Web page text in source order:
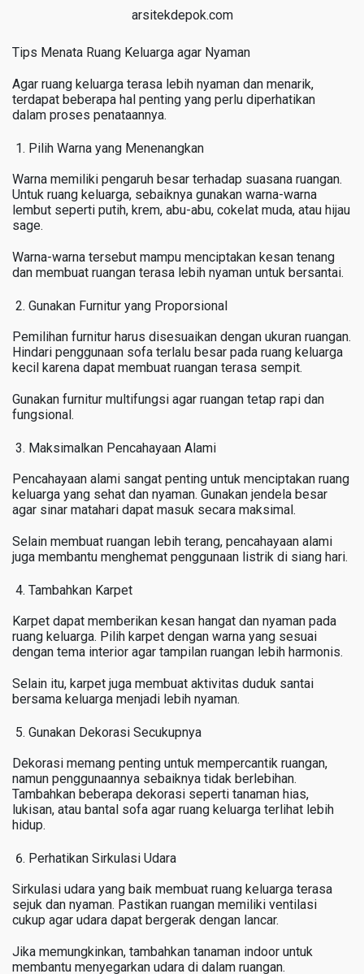
arsitekdepok.com
Tips Menata Ruang Keluarga agar Nyaman
Agar ruang keluarga terasa lebih nyaman dan menarik,
terdapat beberapa hal penting yang perlu diperhatikan
dalam proses penataannya.
Pilih Warna yang Menenangkan
Warna memiliki pengaruh besar terhadap suasana ruangan.
Untuk ruang keluarga, sebaiknya gunakan warna-warna
lembut seperti putih, krem, abu-abu, cokelat muda, atau hijau
sage.
Warna-warna tersebut mampu menciptakan kesan tenang
dan membuat ruangan terasa lebih nyaman untuk bersantai.
Gunakan Furnitur yang Proporsional
Pemilihan furnitur harus disesuaikan dengan ukuran ruangan.
Hindari penggunaan sofa terlalu besar pada ruang keluarga
kecil karena dapat membuat ruangan terasa sempit.
Gunakan furnitur multifungsi agar ruangan tetap rapi dan
fungsional.
Maksimalkan Pencahayaan Alami
Pencahayaan alami sangat penting untuk menciptakan ruang
keluarga yang sehat dan nyaman. Gunakan jendela besar
agar sinar matahari dapat masuk secara maksimal.
Selain membuat ruangan lebih terang, pencahayaan alami
juga membantu menghemat penggunaan listrik di siang hari.
Tambahkan Karpet
Karpet dapat memberikan kesan hangat dan nyaman pada
ruang keluarga. Pilih karpet dengan warna yang sesuai
dengan tema interior agar tampilan ruangan lebih harmonis.
Selain itu, karpet juga membuat aktivitas duduk santai
bersama keluarga menjadi lebih nyaman.
Gunakan Dekorasi Secukupnya
Dekorasi memang penting untuk mempercantik ruangan,
namun penggunaannya sebaiknya tidak berlebihan.
Tambahkan beberapa dekorasi seperti tanaman hias,
lukisan, atau bantal sofa agar ruang keluarga terlihat lebih
hidup.
Perhatikan Sirkulasi Udara
Sirkulasi udara yang baik membuat ruang keluarga terasa
sejuk dan nyaman. Pastikan ruangan memiliki ventilasi
cukup agar udara dapat bergerak dengan lancar.
Jika memungkinkan, tambahkan tanaman indoor untuk
membantu menyegarkan udara di dalam ruangan.